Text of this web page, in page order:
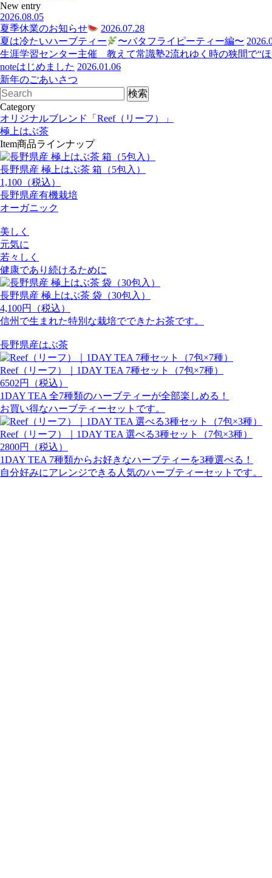
New entry
2026.08.05
夏季休業のお知らせ
2026.07.28
夏は冷たいハーブティー
〜バタフライピーティー編〜
生涯学習センター主催 教えて常識塾2流れゆく時の狭間で“
noteはじめました 2026.01.06
新年のごあいさつ
Category
オリジナルブレンド「Reef（リーフ）」
極上はぶ茶
Item商品ラインナップ
長野県産 極上はぶ茶 箱（5包入）
1,100（税込）
長野県産有機栽培
オーガニック
美しく
元気に
若々しく
健康であり続けるために
長野県産 極上はぶ茶 袋（30包入）
4,100円（税込）
信州で生まれた特別な栽培でできたお茶です。
長野県産はぶ茶
Reef（リーフ）｜1DAY TEA 7種セット（7包×7種）
6502円（税込）
1DAY TEA 全7種類のハーブティーが全部楽しめる！
お買い得なハーブティーセットです。
Reef（リーフ）｜1DAY TEA 選べる3種セット（7包×3種）
2800円（税込）
1DAY TEA 7種類からお好きなハーブティーを3種選べる！
自分好みにアレンジできる人気のハーブティーセットです。